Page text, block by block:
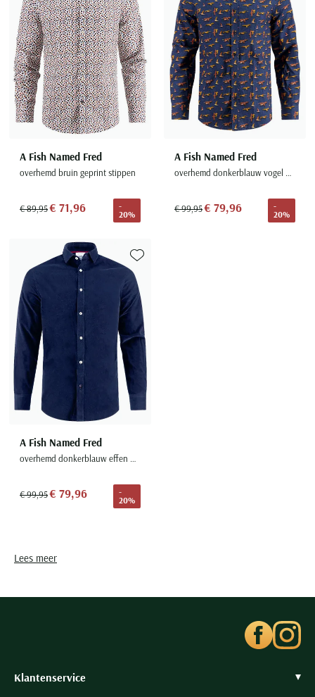
A Fish Named Fred
overhemd bruin geprint stippen
€ 89,95€ 71,96
-
20%
A Fish Named Fred
overhemd donkerblauw vogel print
€ 99,95€ 79,96
-
20%
A Fish Named Fred
overhemd donkerblauw effen normale fit
€ 99,95€ 79,96
-
20%
Toevoegen aan favorieten
Lees meer
Klantenservice